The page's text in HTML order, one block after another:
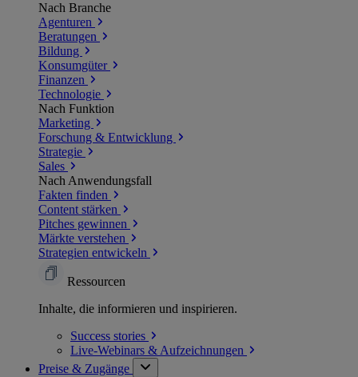
Nach Branche
Agenturen
Beratungen
Bildung
Konsumgüter
Finanzen
Technologie
Nach Funktion
Marketing
Forschung & Entwicklung
Strategie
Sales
Nach Anwendungsfall
Fakten finden
Content stärken
Pitches gewinnen
Märkte verstehen
Strategien entwickeln
Ressourcen
Inhalte, die informieren und inspirieren.
Success stories
Live-Webinars & Aufzeichnungen
Preise & Zugänge